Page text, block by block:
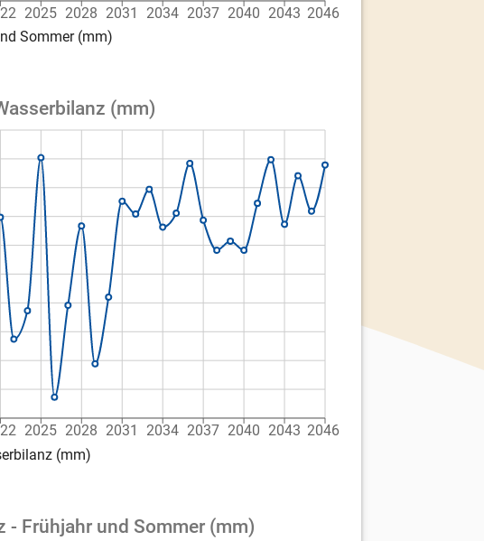
2025 2028 2031 2034 2037 2040 2043 2046
Sommer (mm)
(mm)
2025 2028 2031 2034 2037 2040 2043 2046
(mm)
Frühjahr und Sommer (mm)